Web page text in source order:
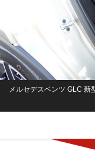
メルセデスベンツ GLC 新